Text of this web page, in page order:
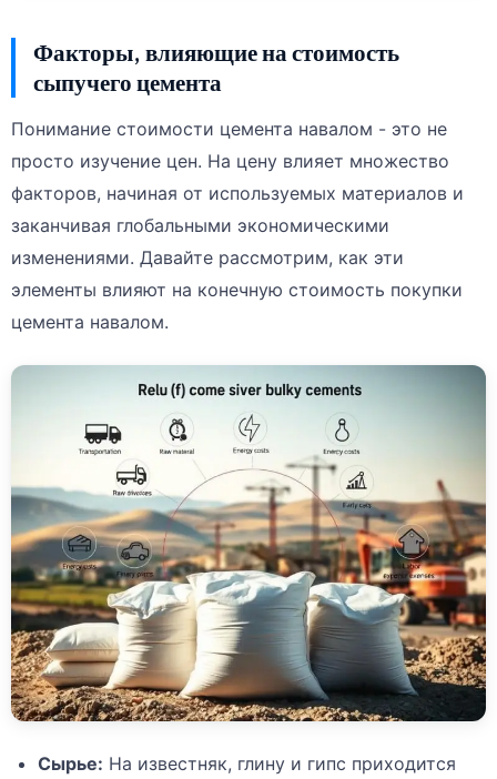
Факторы, влияющие на стоимость
сыпучего цемента
Понимание стоимости цемента навалом - это не
просто изучение цен. На цену влияет множество
факторов, начиная от используемых материалов и
заканчивая глобальными экономическими
изменениями. Давайте рассмотрим, как эти
элементы влияют на конечную стоимость покупки
цемента навалом.
Сырье: На известняк, глину и гипс приходится